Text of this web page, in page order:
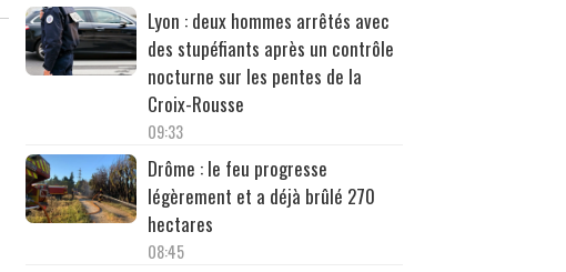
Lyon : deux hommes arrêtés avec
des stupéfiants après un contrôle
nocturne sur les pentes de la
Croix-Rousse
09:33
Drôme : le feu progresse
légèrement et a déjà brûlé 270
hectares
08:45